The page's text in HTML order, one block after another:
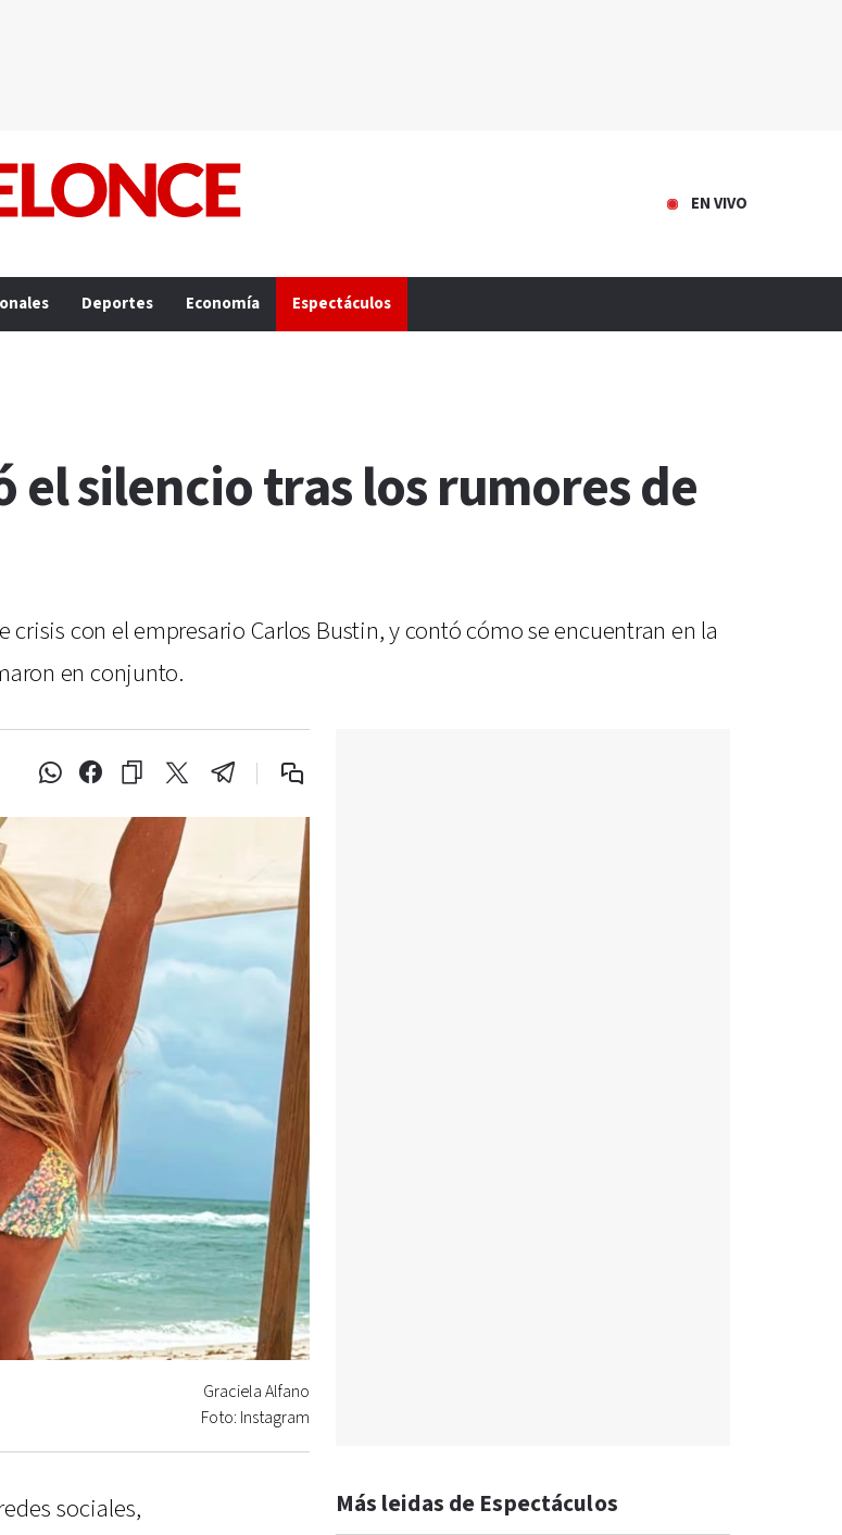
EN VIVO
Deportes Economía Espectáculos
silencio tras los rumores de
con el empresario Carlos Bustin, y contó cómo se encuentran en la
en conjunto.
Graciela Alfano
Foto: Instagram
sociales,
Más leidas de Espectáculos